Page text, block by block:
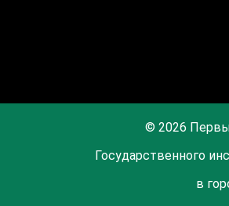
© 2026
Государственного
в